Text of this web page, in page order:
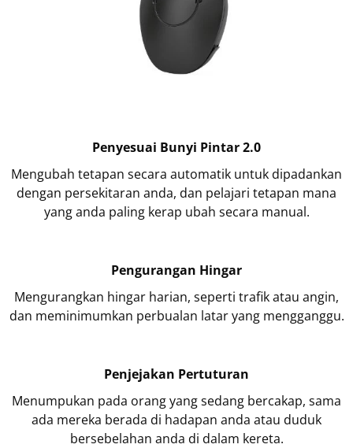
Penyesuai Bunyi Pintar 2.0
Mengubah tetapan secara automatik untuk dipadankan
dengan persekitaran anda, dan pelajari tetapan mana
yang anda paling kerap ubah secara manual.
Pengurangan Hingar
Mengurangkan hingar harian, seperti trafik atau angin,
dan meminimumkan perbualan latar yang mengganggu.
Penjejakan Pertuturan
Menumpukan pada orang yang sedang bercakap, sama
ada mereka berada di hadapan anda atau duduk
bersebelahan anda di dalam kereta.